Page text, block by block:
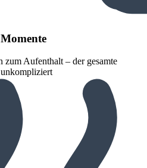
zum Aufenthalt – der gesamte